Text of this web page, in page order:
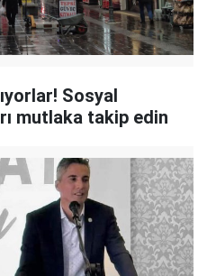
Sosyal
mutlaka takip edin